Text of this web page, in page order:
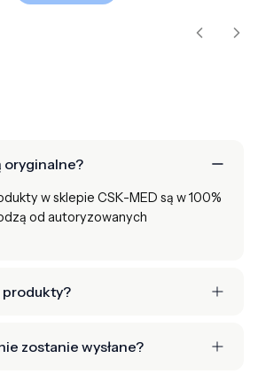
oryginalne?
w sklepie CSK-MED są w 100%
od autoryzowanych
produkty?
zostanie wysłane?